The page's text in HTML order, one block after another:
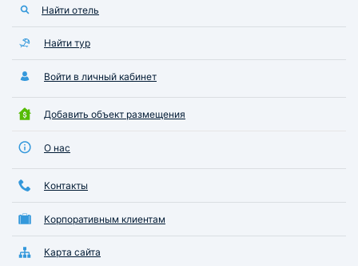
Найти отель
Найти тур
Войти в личный кабинет
Добавить объект размещения
О нас
Контакты
Корпоративным клиентам
Карта сайта